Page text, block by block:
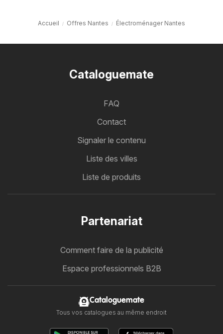
Accueil Offres Nantes Électroménager Nantes
Cataloguemate
FAQ
Contact
Signaler le contenu
Liste des villes
Liste de produits
Partenariat
Comment faire de la publicité
Espace professionnels B2B
Cataloguemate
Tous vos catalogues au même endroit